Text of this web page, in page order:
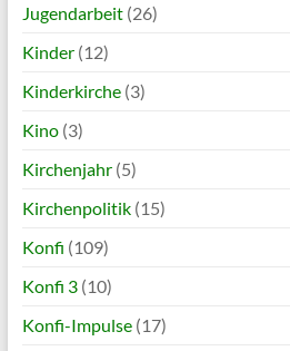
Jugendarbeit(26)
Kinder(12)
Kinderkirche(3)
Kino(3)
Kirchenjahr(5)
Kirchenpolitik(15)
Konfi (109)
Konfi 3(10)
Konfi-Impulse(17)